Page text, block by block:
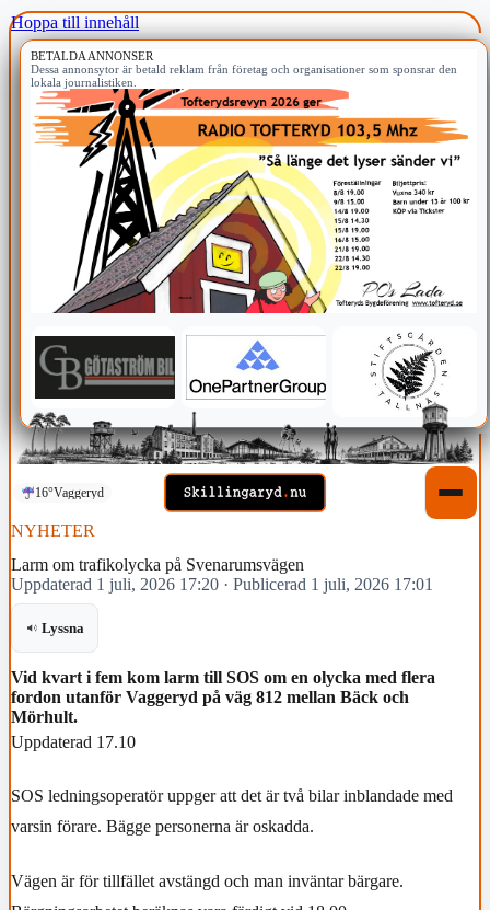
Hoppa till innehåll
BETALDA ANNONSER
Dessa annonsytor är betald reklam från företag och organisationer som sponsrar den
lokala journalistiken.
16°Vaggeryd
NYHETER
Larm om trafikolycka på Svenarumsvägen
Uppdaterad 1 juli, 2026 17:20 · Publicerad 1 juli, 2026 17:01
Lyssna
Vid kvart i fem kom larm till SOS om en olycka med flera
fordon utanför Vaggeryd på väg 812 mellan Bäck och
Mörhult.
Uppdaterad 17.10
SOS ledningsoperatör uppger att det är två bilar inblandade med
varsin förare. Bägge personerna är oskadda.
Vägen är för tillfället avstängd och man inväntar bärgare.